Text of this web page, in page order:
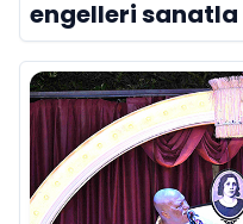
engelleri sanatla